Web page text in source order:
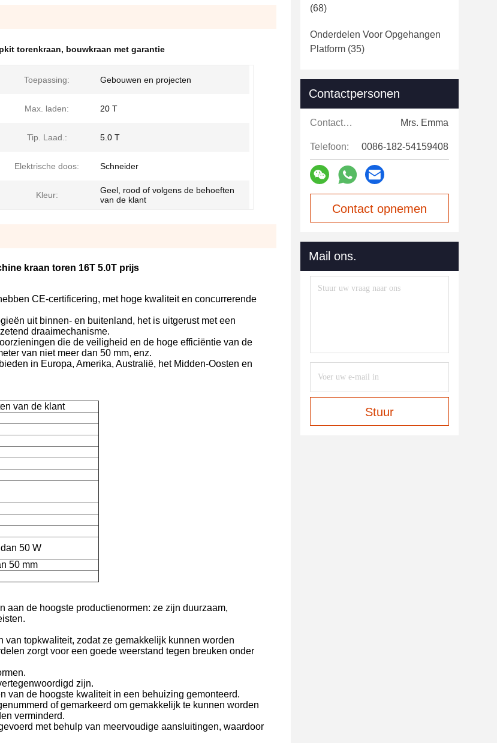
torenkraan, bouwkraan met garantie
Toepassing: Gebouwen en projecten
Max. laden: 20 T
Tip. Laad.: 5.0 T
Elektrische doos: Schneider
Kleur:
Geel, rood of volgens de behoeften
van de klant
kraan toren 16T 5.0T prijs
CE-certificering, met hoge kwaliteit en concurrerende
uit binnen- en buitenland, het is uitgerust met een
draaimechanisme.
die de veiligheid en de hoge efficiëntie van de
van niet meer dan 50 mm, enz.
in Europa, Amerika, Australië, het Midden-Oosten en
van de klant
50 W
50 mm
de hoogste productienormen: ze zijn duurzaam,
topkwaliteit, zodat ze gemakkelijk kunnen worden
zorgt voor een goede weerstand tegen breuken onder
zijn.
van de hoogste kwaliteit in een behuizing gemonteerd.
of gemarkeerd om gemakkelijk te kunnen worden
verminderd.
met behulp van meervoudige aansluitingen, waardoor
(68)
Onderdelen Voor Opgehangen
Platform (35)
Contactpersonen
Contactpersonen: Mrs. Emma
Telefoon: 0086-182-54159408
Contact opnemen
Mail ons.
Stuur